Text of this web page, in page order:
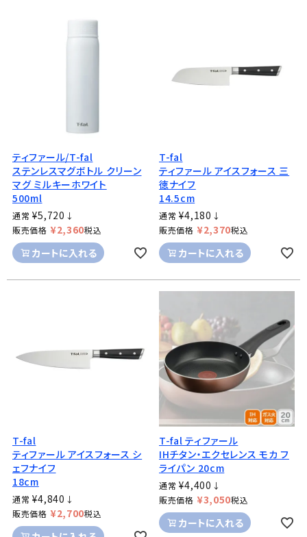
ティファール/T-fal
ステンレスマグボトル クリーン
マグ ミルキーホワイト
500ml
通常 ¥5,720 ↓
販売価格 ¥2,360税込
カートに入れる
T-fal
ティファール アイスフォース 三
徳ナイフ
14.5cm
通常 ¥4,180 ↓
販売価格 ¥2,370税込
カートに入れる
T-fal
ティファール アイスフォース シ
ェフナイフ
18cm
通常 ¥4,840 ↓
販売価格 ¥2,700税込
T-fal ティファール
IHチタン・エクセレンス モカ フ
ライパン 20cm
通常 ¥4,400 ↓
販売価格 ¥3,050税込
カートに入れる